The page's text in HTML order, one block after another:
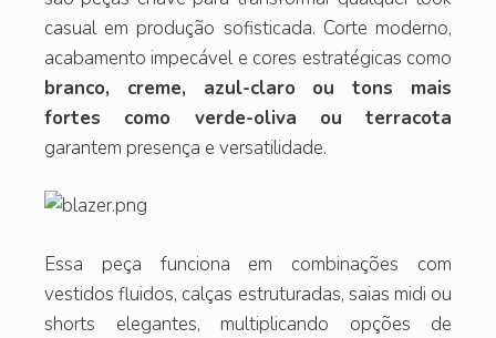
casual em produção sofisticada. Corte moderno,
acabamento impecável e cores estratégicas como
branco, creme, azul-claro ou tons mais
fortes como verde-oliva ou terracota
garantem presença e versatilidade.
Essa peça funciona em combinações com
vestidos fluidos, calças estruturadas, saias midi ou
shorts elegantes, multiplicando opções de